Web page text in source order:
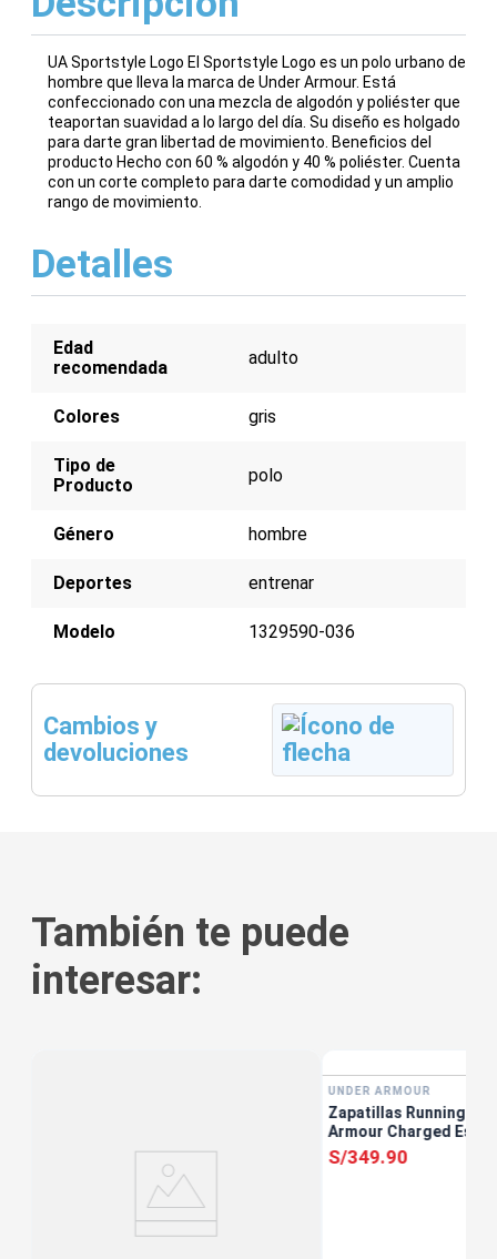
UA Sportstyle Logo El Sportstyle Logo es un polo urbano de
hombre que lleva la marca de Under Armour. Está
confeccionado con una mezcla de algodón y poliéster que
teaportan suavidad a lo largo del día. Su diseño es holgado
para darte gran libertad de movimiento. Beneficios del
producto Hecho con 60 % algodón y 40 % poliéster. Cuenta
con un corte completo para darte comodidad y un amplio
rango de movimiento.
Detalles
Edad
recomendada
adulto
Colores gris
Tipo de
Producto
polo
Género hombre
Deportes entrenar
Modelo 1329590-036
Cambios y
devoluciones
También te puede
interesar:
UNDER ARMOUR
Zapatillas Running
Armour Charged
S/349.90